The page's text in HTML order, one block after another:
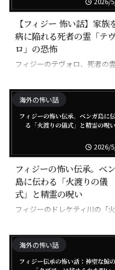
【フィジー 怖い話】家族
病に陥れる死者の霊「テ
ロ」の恐怖
フィジーのテヴォロ、死者の
海外の怖い話
2026/
フィジーの怖い伝承。ベ
島に伝わる「火渡りの儀
式」と精霊の呪い
フィジーのドレケティ川の「
く超自然の力
海外の怖い話